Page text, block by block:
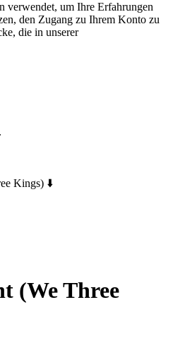
verwendet, um Ihre Erfahrungen
den Zugang zu Ihrem Konto zu
die in unserer
Kings) ⬇️
(We Three